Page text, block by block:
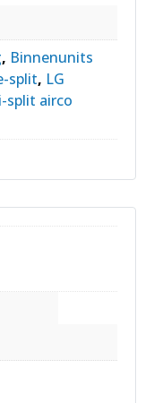
, Binnenunits
split, LG
split airco